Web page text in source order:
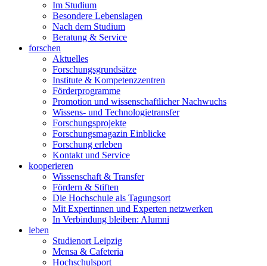
Im Studium
Besondere Lebenslagen
Nach dem Studium
Beratung & Service
forschen
Aktuelles
Forschungsgrundsätze
Institute & Kompetenzzentren
Förderprogramme
Promotion und wissenschaftlicher Nachwuchs
Wissens- und Technologietransfer
Forschungsprojekte
Forschungsmagazin Einblicke
Forschung erleben
Kontakt und Service
kooperieren
Wissenschaft & Transfer
Fördern & Stiften
Die Hochschule als Tagungsort
Mit Expertinnen und Experten netzwerken
In Verbindung bleiben: Alumni
leben
Studienort Leipzig
Mensa & Cafeteria
Hochschulsport